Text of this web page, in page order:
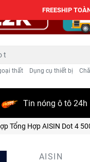
thất Dụng cụ thiết bị
Tin nóng ô tô 24h
Tổng Hợp AISIN Dot 4
AISIN
FREESHIP